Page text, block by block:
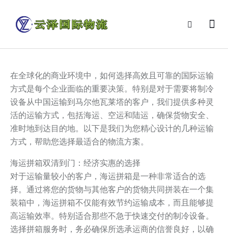
在全球化的商业环境中，如何选择高效且可靠的国际运输
方式是每个企业面临的重要决策。特别是对于需要将制冷
设备从中国运输到马尔他瓦莱塔的客户，我们提供多种灵
活的运输方式，包括海运、空运和陆运，确保货物安全、
准时地到达目的地。以下是我们为您精心设计的几种运输
方式，帮助您选择最适合的物流方案。
海运拼箱双清到门：经济实惠的选择
对于运输量较小的客户，海运拼箱是一种非常适合的选
择。通过将您的货物与其他客户的货物共同拼装在一个集
装箱中，海运拼箱不仅能有效节约运输成本，而且能够提
高运输效率。特别适合那些不急于快速交付的制冷设备。
选择拼箱服务时，务必确保所选承运商的信誉良好，以确